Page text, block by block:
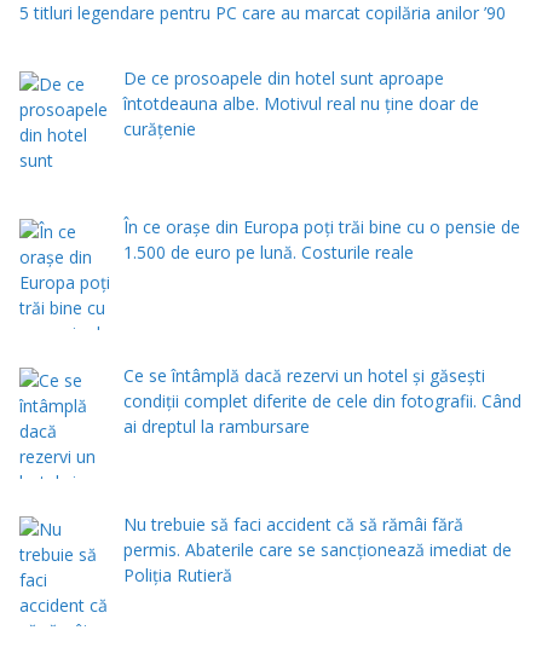
5 titluri legendare pentru PC care au marcat copilăria anilor ’90
De ce prosoapele din hotel sunt aproape
întotdeauna albe. Motivul real nu ține doar de
curățenie
În ce orașe din Europa poți trăi bine cu o pensie de
1.500 de euro pe lună. Costurile reale
Ce se întâmplă dacă rezervi un hotel și găsești
condiții complet diferite de cele din fotografii. Când
ai dreptul la rambursare
Nu trebuie să faci accident că să rămâi fără
permis. Abaterile care se sancționează imediat de
Poliţia Rutieră